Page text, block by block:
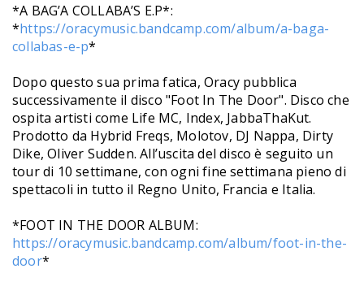
*A BAG’A COLLABA’S E.P*:
*https://oracymusic.bandcamp.com/album/a-baga-
collabas-e-p*
Dopo questo sua prima fatica, Oracy pubblica
successivamente il disco "Foot In The Door". Disco che
ospita artisti come Life MC, Index, JabbaThaKut.
Prodotto da Hybrid Freqs, Molotov, DJ Nappa, Dirty
Dike, Oliver Sudden. All’uscita del disco è seguito un
tour di 10 settimane, con ogni fine settimana pieno di
spettacoli in tutto il Regno Unito, Francia e Italia.
*FOOT IN THE DOOR ALBUM:
https://oracymusic.bandcamp.com/album/foot-in-the-
door*